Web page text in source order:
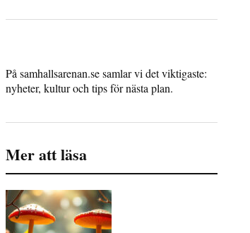
På samhallsarenan.se samlar vi det viktigaste:
nyheter, kultur och tips för nästa plan.
Mer att läsa